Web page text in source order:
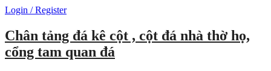
Skip
the
content
Login / Register
Chân tảng đá kê cột , cột đá nhà thờ họ,
cổng tam quan đá